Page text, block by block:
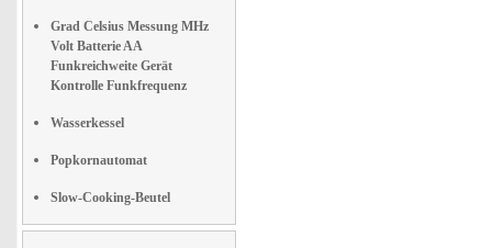
Grad Celsius Messung MHz
Volt Batterie AA
Funkreichweite Gerät
Kontrolle Funkfrequenz
Wasserkessel
Popkornautomat
Slow-Cooking-Beutel